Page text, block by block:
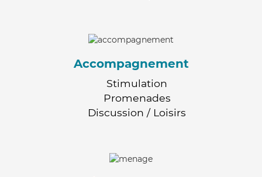
Accompagnement
Stimulation
Promenades
Discussion / Loisirs